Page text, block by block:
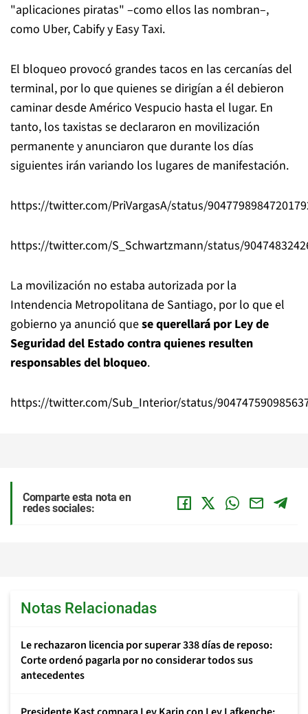
"aplicaciones piratas" –como ellos las nombran–,
como Uber, Cabify y Easy Taxi.
El bloqueo provocó grandes tacos en las cercanías del
terminal, por lo que quienes se dirigían a él debieron
caminar desde Américo Vespucio hasta el lugar. En
tanto, los taxistas se declararon en movilización
permanente y anunciaron que durante los días
siguientes irán variando los lugares de manifestación.
https://twitter.com/PriVargasA/status/
https://twitter.com/S_Schwartzmann/status/
La movilización no estaba autorizada por la
Intendencia Metropolitana de Santiago, por lo que el
gobierno ya anunció quese querellará por Ley de
Seguridad del Estado contra quienes resulten
responsables del bloqueo.
https://twitter.com/Sub_Interior/status/
Comparte esta nota en
redes sociales:
Notas Relacionadas
Le rechazaron licencia por superar 338 días de reposo:
Corte ordenó pagarla por no considerar todos sus
antecedentes